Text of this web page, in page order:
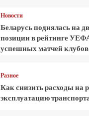
Новости
Беларусь поднялась на
позиции в рейтинге
успешных матчей клубов
Разное
Как снизить расходы на
эксплуатацию